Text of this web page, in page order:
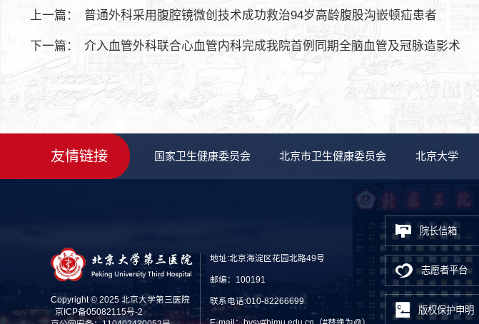
上一篇： 普通外科采用腹腔镜微创技术成功救治94岁高龄腹股沟嵌顿疝患者
下一篇： 介入血管外科联合心血管内科完成我院首例同期全脑血管及冠脉造影术
友情链接 国家卫生健康委员会 北京市卫生健康委员会 北京大学
Copyright © 2025 北京大学第三医院
京ICP备05082115号-2
地址:北京海淀区花园北路49号
邮编：100191
联系电话:010-82266699
E-mail：bysy#bjmu.edu.cn（#替换为@）
院长信箱
志愿者平台
版权保护申明